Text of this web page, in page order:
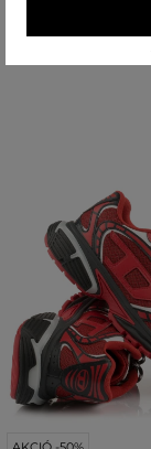
41, 42, 43, 44 +3 további